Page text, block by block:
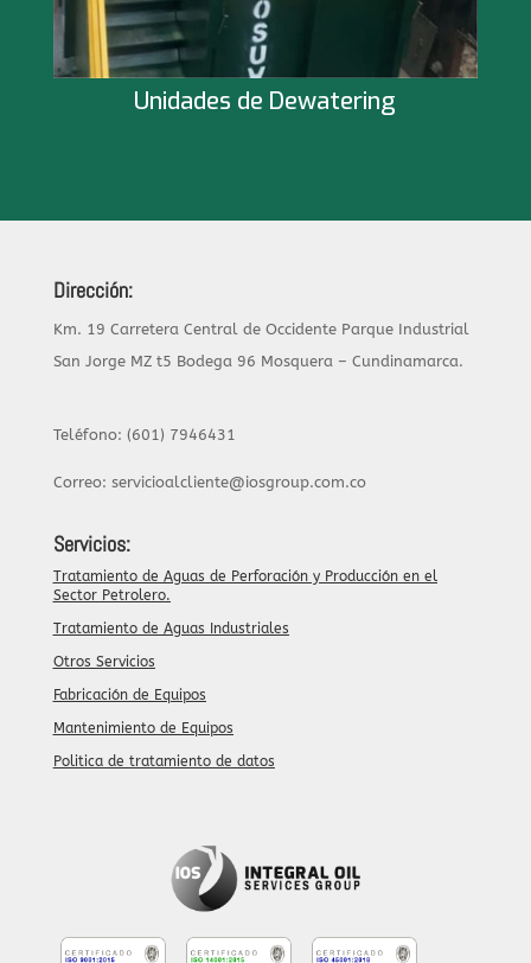
Unidades de Dewatering
Dirección:
Km. 19 Carretera Central de Occidente Parque Industrial
San Jorge MZ t5 Bodega 96 Mosquera – Cundinamarca.
Teléfono: (601) 7946431
Correo: servicioalcliente@iosgroup.com.co
Servicios:
Tratamiento de Aguas de Perforación y Producción en el
Sector Petrolero.
Tratamiento de Aguas Industriales
Otros Servicios
Fabricación de Equipos
Mantenimiento de Equipos
Politica de tratamiento de datos